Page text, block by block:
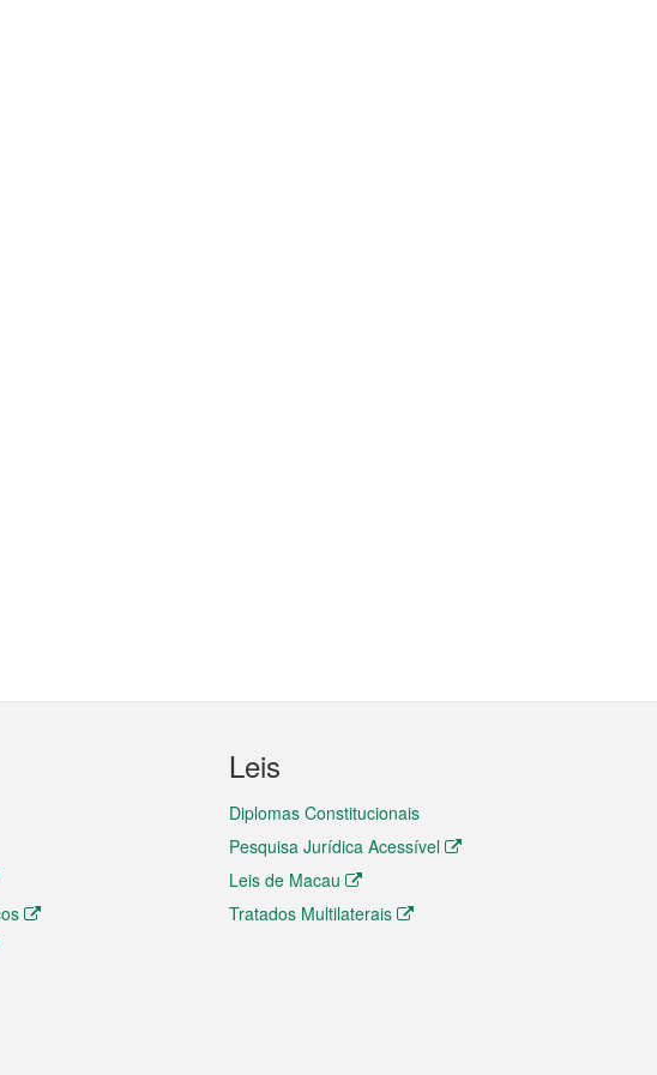
Leis
Diplomas Constitucionais
Pesquisa Jurídica Acessível
Leis de Macau
Tratados Multilaterais